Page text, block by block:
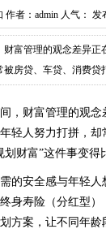
作者：admin 人气： 发
富管理的观念差异
房贷、车贷、消费
，财富管理的观
轻人努力打拼，
财富”这件事变得
的安全感与年轻
身寿险（分红型
方案，让不同年龄